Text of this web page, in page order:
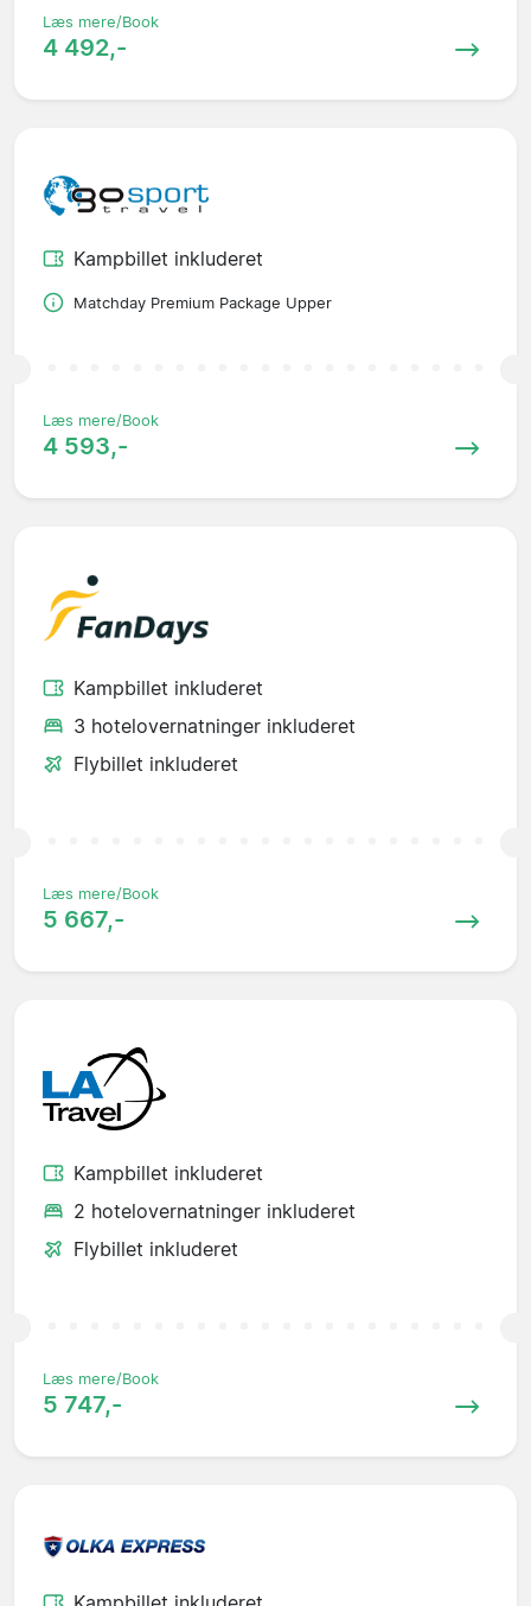
Læs mere/Book
4 492,-
Kampbillet inkluderet
Matchday Premium Package Upper
Læs mere/Book
4 593,-
Kampbillet inkluderet
3 hotelovernatninger inkluderet
Flybillet inkluderet
Læs mere/Book
5 667,-
Kampbillet inkluderet
2 hotelovernatninger inkluderet
Flybillet inkluderet
Læs mere/Book
5 747,-